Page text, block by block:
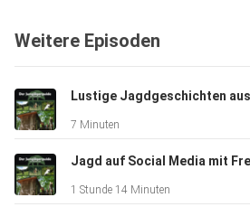
https://www.jungjaegerguide.de
Christian Bender: https://
Weitere Episoden
7 Minuten
Jagd auf Social Media mit
1 Stunde 14 Minuten